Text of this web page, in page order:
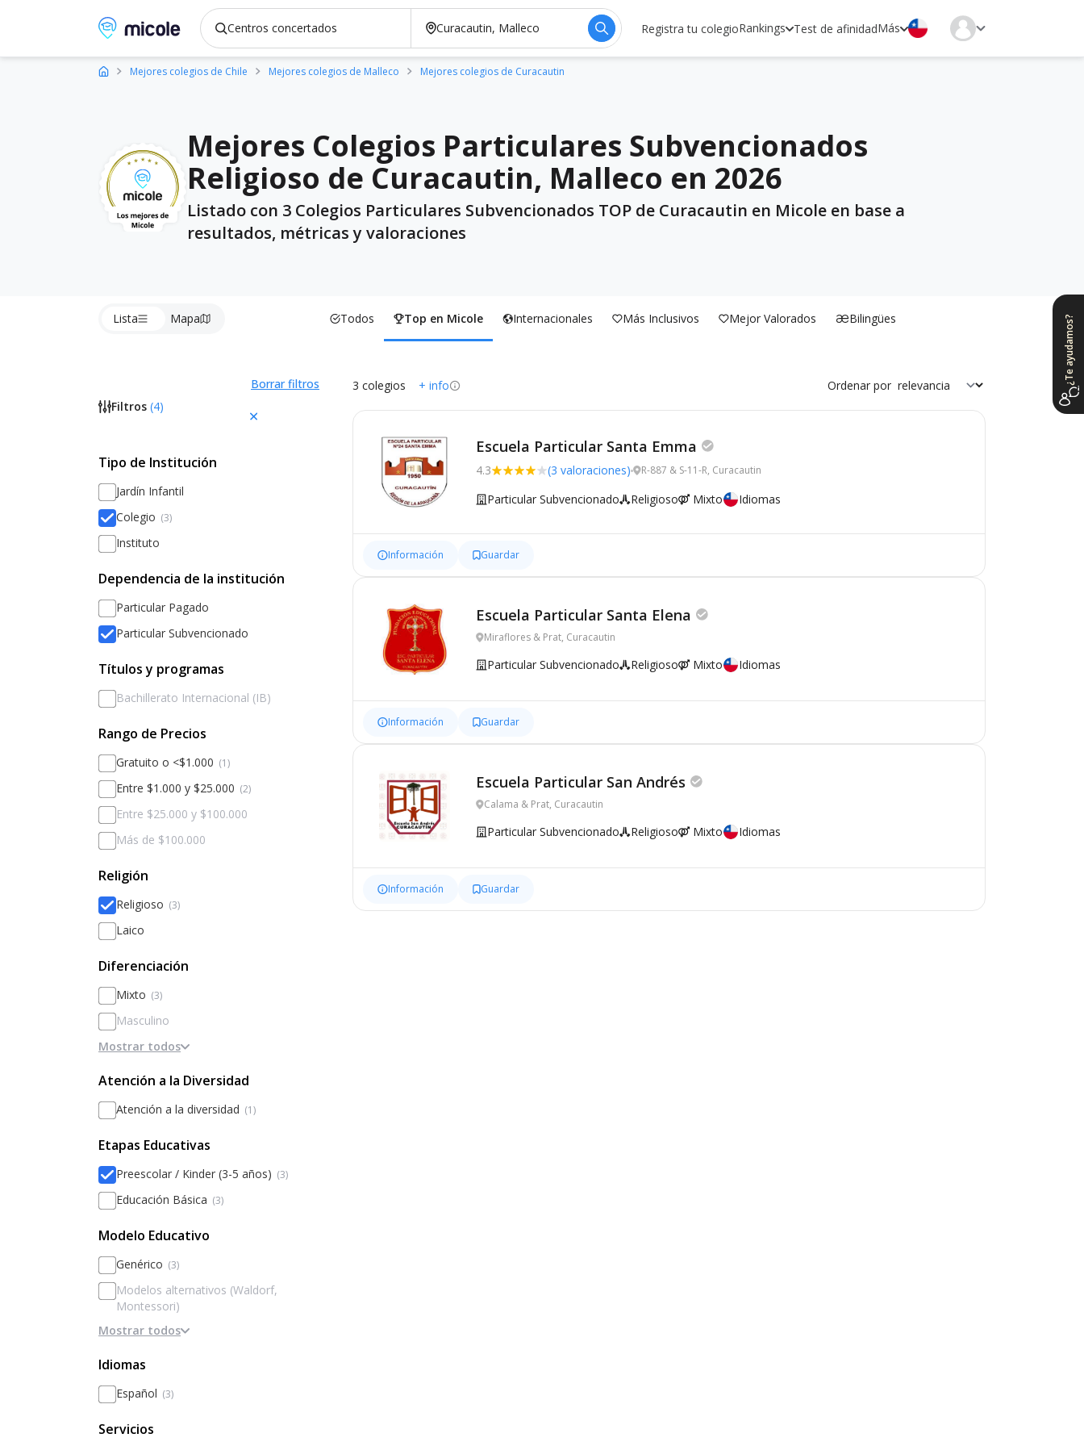
Micole, buscador de colegios Registra tu colegioRankings Test de afinidadMás
Mejores colegios de Chile Mejores colegios de Malleco Mejores colegios de Curacautin
Mejores Colegios Particulares Subvencionados
Religioso de Curacautin, Malleco en 2026
Listado con 3 Colegios Particulares Subvencionados TOP de Curacautin en Micole en base a
resultados, métricas y valoraciones
Lista Mapa Todos Top en Micole Internacionales Más Inclusivos Mejor Valorados Bilingües
Filtros (4)
Borrar filtros
Tipo de Institución
Jardín Infantil
Colegio (3)
Instituto
Dependencia de la institución
Particular Pagado
Particular Subvencionado
Títulos y programas
Bachillerato Internacional (IB)
Rango de Precios
Gratuito o <$1.000 (1)
Entre $1.000 y $25.000 (2)
Entre $25.000 y $100.000
Más de $100.000
Religión
Religioso (3)
Laico
Diferenciación
Mixto (3)
Masculino
Femenino
Diferenciado por sexos
Mostrar todos
Atención a la Diversidad
Atención a la diversidad (1)
Etapas Educativas
Preescolar / Kinder (3-5 años) (3)
Educación Básica (3)
Modelo Educativo
Genérico (3)
Modelos alternativos (Waldorf,
Montessori)
Basado en la disciplina / internados
Basado en el rendimiento y la
Mostrar todos
Idiomas
Español (3)
Servicios
3 colegios + info Ordenar por
Escuela Particular Santa Emma
4.3 (3 valoraciones) R-887 & S-11-R, Curacautin
Particular Subvencionado Religioso Mixto Idiomas
Información Guardar
Escuela Particular Santa Elena
Miraflores & Prat, Curacautin
Particular Subvencionado Religioso Mixto Idiomas
Información Guardar
Escuela Particular San Andrés
Calama & Prat, Curacautin
Particular Subvencionado Religioso Mixto Idiomas
Información Guardar
¿Te ayudamos?